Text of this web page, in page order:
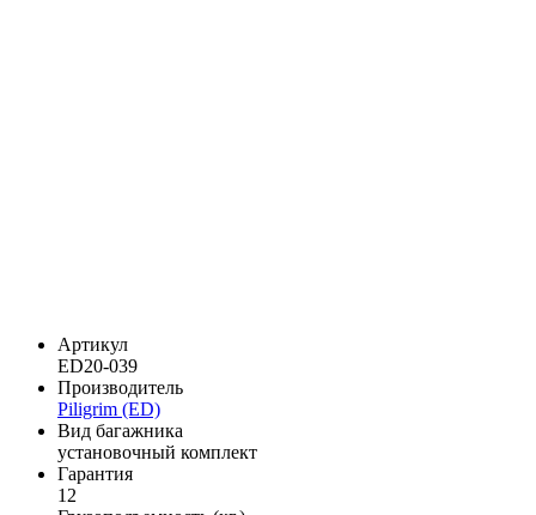
Артикул
ED20-039
Производитель
Piligrim (ED)
Вид багажника
установочный комплект
Гарантия
12